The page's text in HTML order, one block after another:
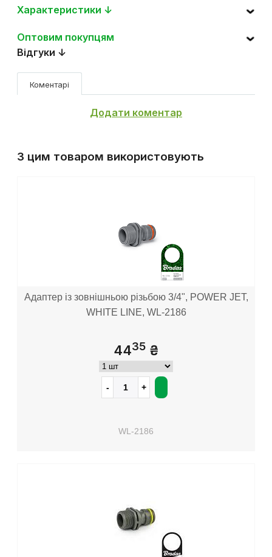
Характеристики ↓
Оптовим покупцям
Відгуки ↓
Коментарі
Додати коментар
З цим товаром використовують
Адаптер із зовнішньою різьбою 3/4", POWER JET,
WHITE LINE, WL-2186
4435 ₴
WL-2186